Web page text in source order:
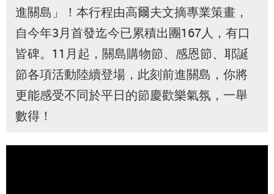
進關島」！本行程由高爾夫文摘專業策畫，
自今年3月首發迄今已累積出團167人，有口
皆碑。11月起，關島購物節、感恩節、耶誕
節各項活動陸續登場，此刻前進關島，你將
更能感受不同於平日的節慶歡樂氣氛，一舉
數得！